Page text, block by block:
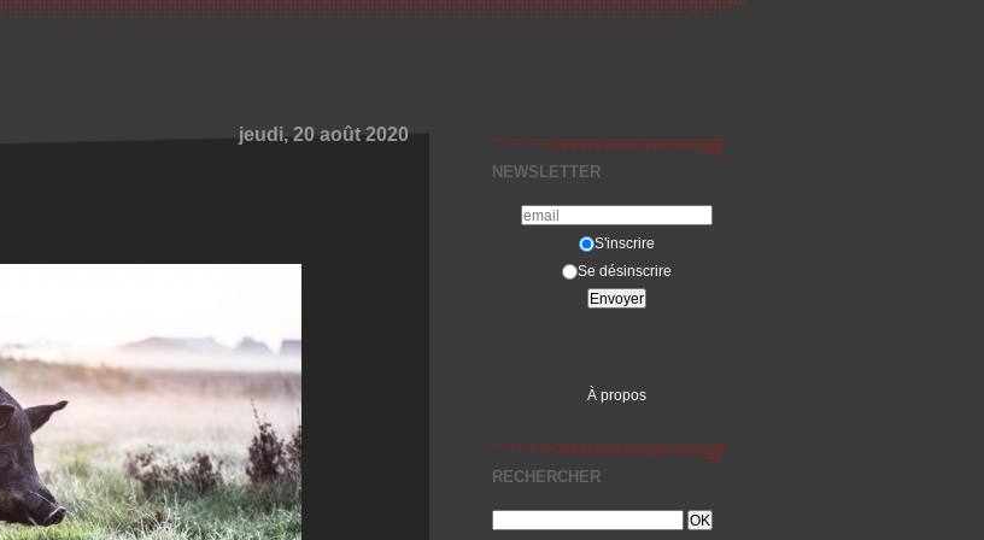
NEWSLETTER
S'inscrire
Se désinscrire
À propos
RECHERCHER
jeudi, 20 août 2020